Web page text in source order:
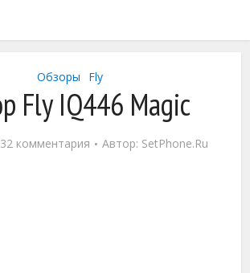
Обзоры Fly
Fly IQ446 Magic
32 комментария Автор: SetPhone.Ru